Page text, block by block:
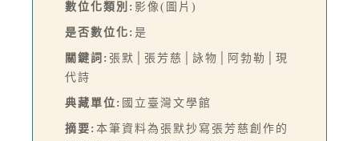
數位化類別: 影像(圖片)
是否數位化: 是
關鍵詞: 張默│張芳慈│詠物│阿勃勒│現
代詩
典藏單位: 國立臺灣文學館
摘要: 本筆資料為張默抄寫張芳慈創作的